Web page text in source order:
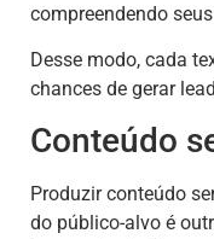
compreendendo
Desse modo, cada
chances de gerar
Conteúdo
Produzir conteúdo
do público-alvo é